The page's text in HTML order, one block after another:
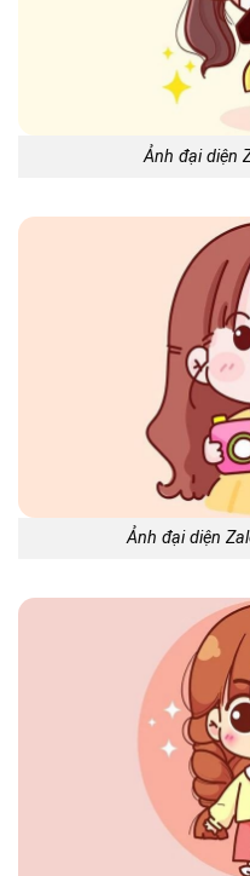
Ảnh đại diện
Ảnh đại diện